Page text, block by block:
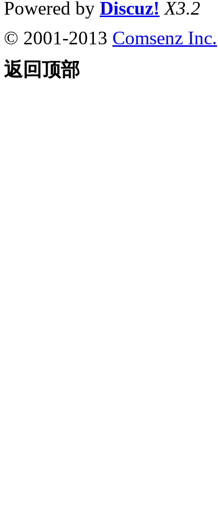
Powered by Discuz! X3.2
© 2001-2013 Comsenz Inc.
返回顶部